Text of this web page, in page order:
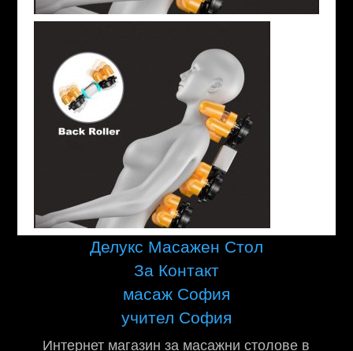
Делукс Масажен Стол
За Контакт
масаж София
учител София
Интернет магазин за масажни столове в